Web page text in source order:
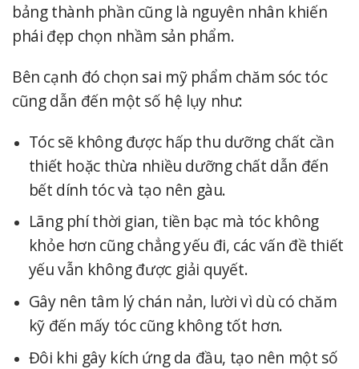
bảng thành phần cũng là nguyên nhân khiến
phái đẹp chọn nhầm sản phẩm.
Bên cạnh đó chọn sai mỹ phẩm chăm sóc tóc
cũng dẫn đến một số hệ lụy như:
Tóc sẽ không được hấp thu dưỡng chất cần
thiết hoặc thừa nhiều dưỡng chất dẫn đến
bết dính tóc và tạo nên gàu.
Lãng phí thời gian, tiền bạc mà tóc không
khỏe hơn cũng chẳng yếu đi, các vấn đề thiết
yếu vẫn không được giải quyết.
Gây nên tâm lý chán nản, lười vì dù có chăm
kỹ đến mấy tóc cũng không tốt hơn.
Đôi khi gây kích ứng da đầu, tạo nên một số